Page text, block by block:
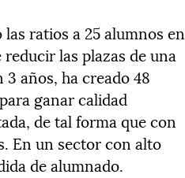
ratios a 25 alumnos en
reducir las plazas de una
años, ha creado 48
ganar calidad
de tal forma que con
En un sector con alto
de alumnado.